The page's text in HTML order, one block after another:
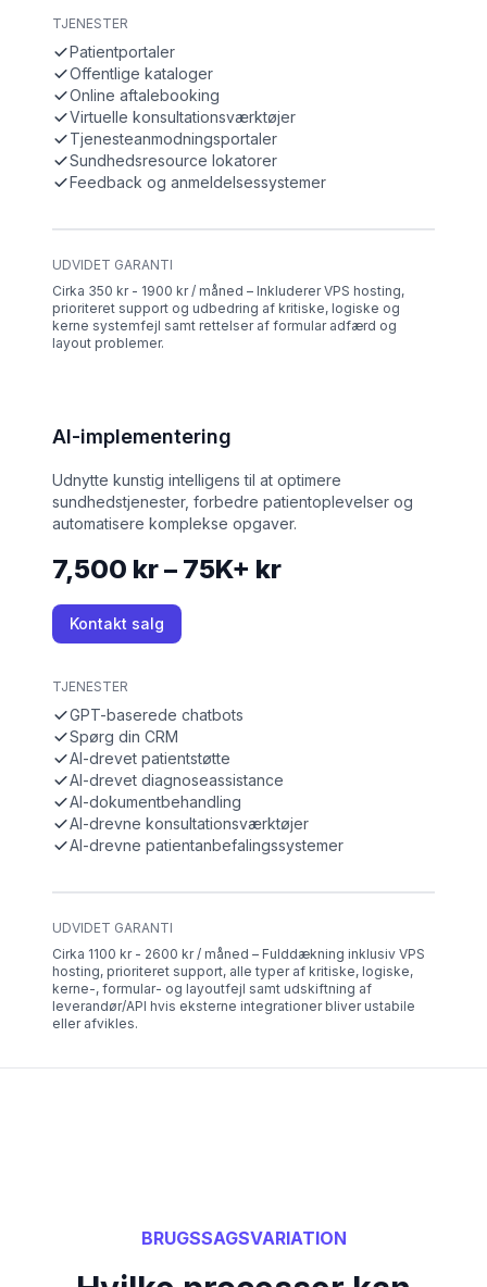
TJENESTER
Patientportaler
Offentlige kataloger
Online aftalebooking
Virtuelle konsultationsværktøjer
Tjenesteanmodningsportaler
Sundhedsresource lokatorer
Feedback og anmeldelsessystemer
UDVIDET GARANTI
Cirka 350 kr - 1900 kr / måned – Inkluderer VPS hosting,
prioriteret support og udbedring af kritiske, logiske og
kerne systemfejl samt rettelser af formular adfærd og
layout problemer.
AI-implementering
Udnytte kunstig intelligens til at optimere
sundhedstjenester, forbedre patientoplevelser og
automatisere komplekse opgaver.
7,500 kr – 75K+ kr
Kontakt salg
TJENESTER
GPT-baserede chatbots
Spørg din CRM
AI-drevet patientstøtte
AI-drevet diagnoseassistance
AI-dokumentbehandling
AI-drevne konsultationsværktøjer
AI-drevne patientanbefalingssystemer
UDVIDET GARANTI
Cirka 1100 kr - 2600 kr / måned – Fulddækning inklusiv VPS
hosting, prioriteret support, alle typer af kritiske, logiske,
kerne-, formular- og layoutfejl samt udskiftning af
leverandør/API hvis eksterne integrationer bliver ustabile
eller afvikles.
BRUGSSAGSVARIATION